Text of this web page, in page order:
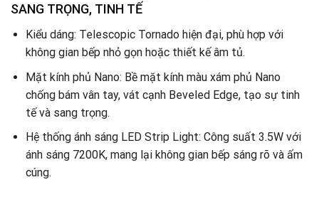
SANG TRỌNG, TINH TẾ
Kiểu dáng: Telescopic Tornado hiện đại, phù hợp với
không gian bếp nhỏ gọn hoặc thiết kế âm tủ.
Mặt kính phủ Nano: Bề mặt kính màu xám phủ Nano
chống bám vân tay, vát cạnh Beveled Edge, tạo sự tinh
tế và sang trọng.
Hệ thống ánh sáng LED Strip Light: Công suất 3.5W với
ánh sáng 7200K, mang lại không gian bếp sáng rõ và ấm
cúng.